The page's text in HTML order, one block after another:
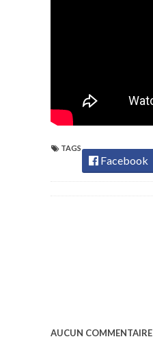
TAGS
Facebook
AUCUN COMMENTAIRE